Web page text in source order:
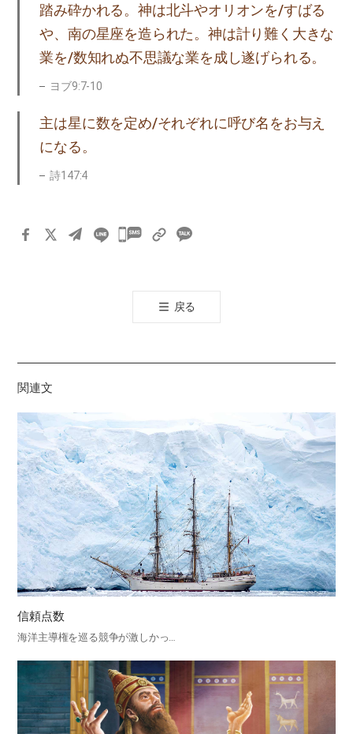
踏み砕かれる。神は北斗やオリオンを/すばる
や、南の星座を造られた。神は計り難く大きな
業を/数知れぬ不思議な業を成し遂げられる。
ヨブ9:7-10
主は星に数を定め/それぞれに呼び名をお与え
になる。
詩147:4
카
톡
공
기
戻る
関連文
信頼点数
海洋主導権を巡る競争が激しかっ…